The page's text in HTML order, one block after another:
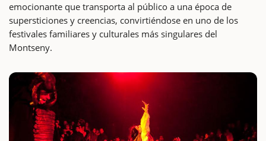
emocionante que transporta al público a una época de
supersticiones y creencias, convirtiéndose en uno de los
festivales familiares y culturales más singulares del
Montseny.